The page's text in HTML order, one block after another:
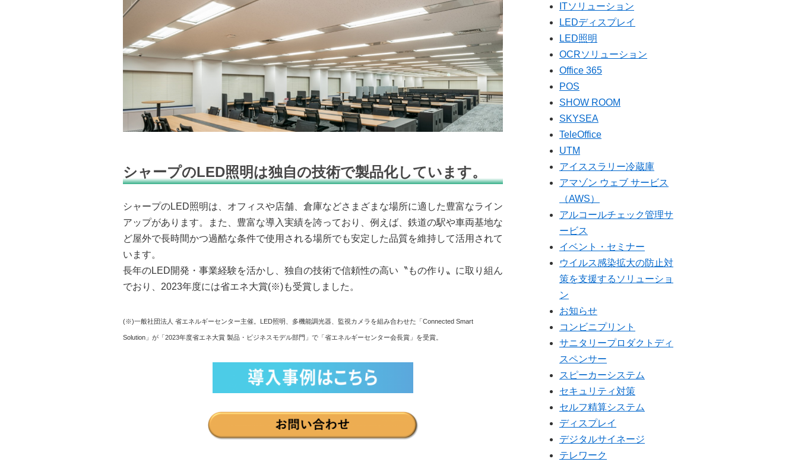
シャープのLED照明は独自の技術で製品化しています。
シャープのLED照明は、オフィスや店舗、倉庫などさまざまな場所に適した豊富なライン
アップがあります。また、豊富な導入実績を誇っており、例えば、鉄道の駅や車両基地な
ど屋外で長時間かつ過酷な条件で使用される場所でも安定した品質を維持して活用されて
います。
長年のLED開発・事業経験を活かし、独自の技術で信頼性の高い〝もの作り〟に取り組ん
でおり、2023年度には省エネ大賞(※)も受賞しました。
(※)一般社団法人 省エネルギーセンター主催。LED照明、多機能調光器、監視カメラを組み合わせた「Connected Smart
Solution」が「2023年度省エネ大賞 製品・ビジネスモデル部門」で「省エネルギーセンター会長賞」を受賞。
ITソリューション
LEDディスプレイ
LED照明
OCRソリューション
Office 365
POS
SHOW ROOM
SKYSEA
TeleOffice
UTM
アイススラリー冷蔵庫
アマゾン ウェブ サービス
（AWS）
アルコールチェック管理サ
ービス
イベント・セミナー
ウイルス感染拡大の防止対
策を支援するソリューショ
ン
お知らせ
コンビニプリント
サニタリープロダクトディ
スペンサー
スピーカーシステム
セキュリティ対策
セルフ精算システム
ディスプレイ
デジタルサイネージ
テレワーク